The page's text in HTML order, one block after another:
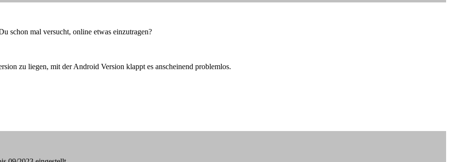
schon mal versucht, online etwas einzutragen?
zu liegen, mit der Android Version klappt es anscheinend problemlos.